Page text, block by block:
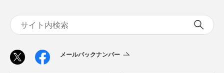
メールバックナンバー